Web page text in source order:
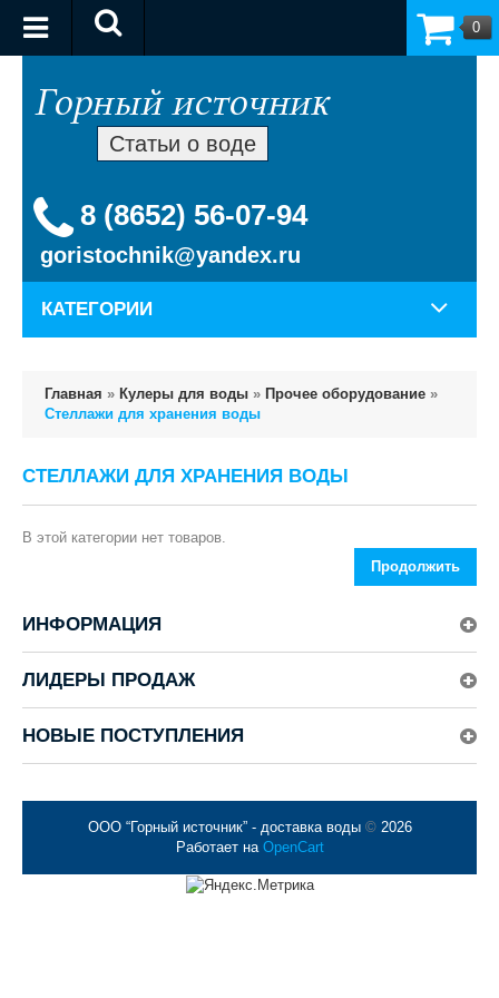
Статьи о воде
0
8 (8652) 56-07-94
goristochnik@yandex.ru
КАТЕГОРИИ
Главная » Кулеры для воды » Прочее оборудование »
Стеллажи для хранения воды
СТЕЛЛАЖИ ДЛЯ ХРАНЕНИЯ ВОДЫ
В этой категории нет товаров.
Продолжить
ИНФОРМАЦИЯ
ЛИДЕРЫ ПРОДАЖ
НОВЫЕ ПОСТУПЛЕНИЯ
ООО “Горный источник” - доставка воды ©2026
Работает на OpenCart